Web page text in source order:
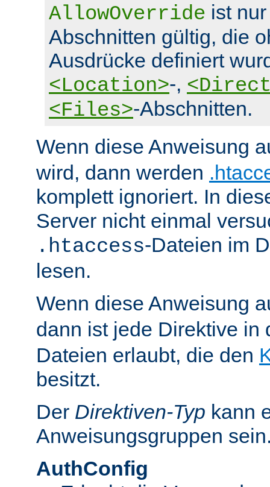
AllowOverride ist
Abschnitten gültig, die
Ausdrücke definiert
<Location>-,
<Files>-Abschnitten.
Wenn diese Anweisung
wird, dann werden
komplett ignoriert. In
Server nicht einmal
.htaccess-Dateien im
lesen.
Wenn diese Anweisung
dann ist jede Direktive in
Dateien erlaubt, die den
besitzt.
Der Direktiven-Typ kann
Anweisungsgruppen
AuthConfig